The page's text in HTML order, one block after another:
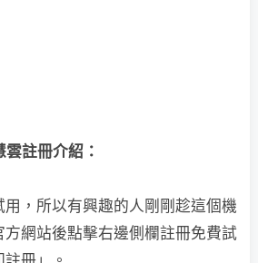
註冊介紹：
用，所以有興趣的人剛剛趁這個機
網站後點擊右邊側欄註冊免費試